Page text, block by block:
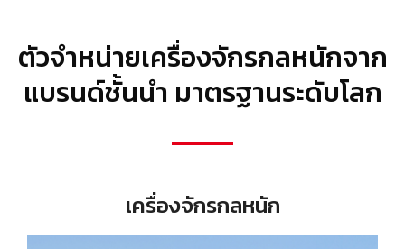
ตัวจำหน่ายเครื่องจักรกลหนักจาก
แบรนด์ชั้นนำ มาตรฐานระดับโลก
เครื่องจักรกลหนัก